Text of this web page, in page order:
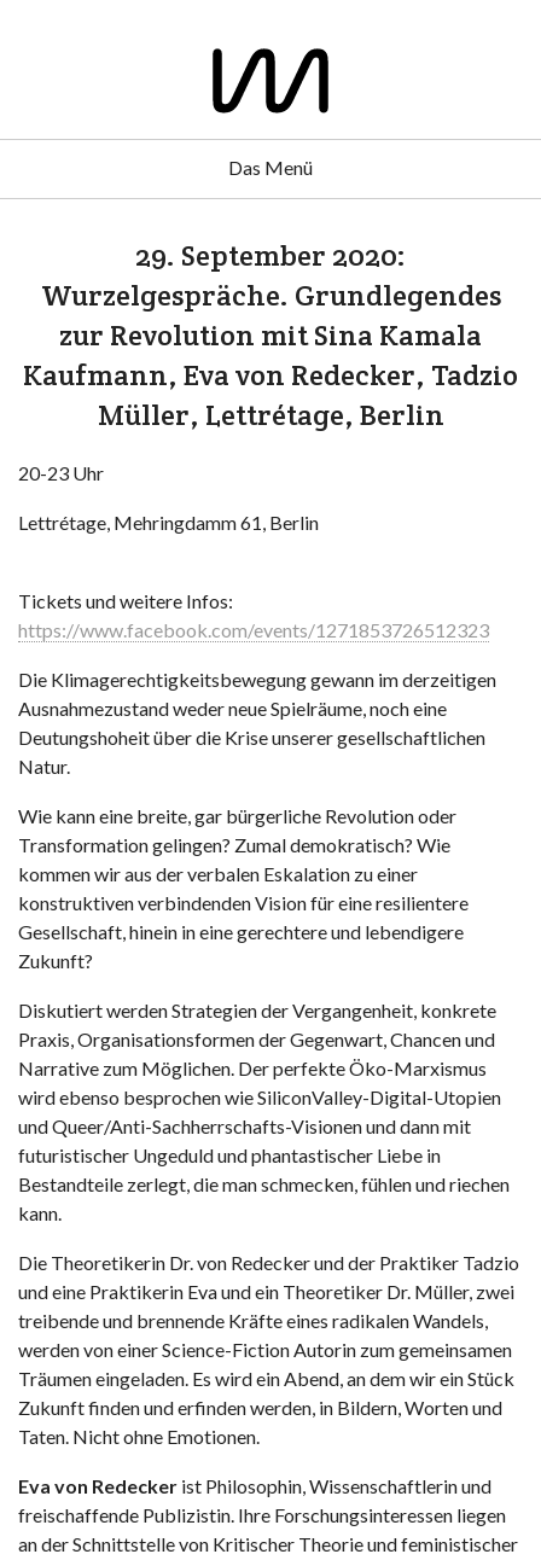
Das Menü
29. September 2020:
Wurzelgespräche. Grundlegendes
zur Revolution mit Sina Kamala
Kaufmann, Eva von Redecker, Tadzio
Müller, Lettrétage, Berlin
20-23 Uhr
Lettrétage, Mehringdamm 61, Berlin
Tickets und weitere Infos:
https://www.facebook.com/events/1271853726512323
Die Klimagerechtigkeitsbewegung gewann im derzeitigen
Ausnahmezustand weder neue Spielräume, noch eine
Deutungshoheit über die Krise unserer gesellschaftlichen
Natur.
Wie kann eine breite, gar bürgerliche Revolution oder
Transformation gelingen? Zumal demokratisch? Wie
kommen wir aus der verbalen Eskalation zu einer
konstruktiven verbindenden Vision für eine resilientere
Gesellschaft, hinein in eine gerechtere und lebendigere
Zukunft?
Diskutiert werden Strategien der Vergangenheit, konkrete
Praxis, Organisationsformen der Gegenwart, Chancen und
Narrative zum Möglichen. Der perfekte Öko-Marxismus
wird ebenso besprochen wie SiliconValley-Digital-Utopien
und Queer/Anti-Sachherrschafts-Visionen und dann mit
futuristischer Ungeduld und phantastischer Liebe in
Bestandteile zerlegt, die man schmecken, fühlen und riechen
kann.
Die Theoretikerin Dr. von Redecker und der Praktiker Tadzio
und eine Praktikerin Eva und ein Theoretiker Dr. Müller, zwei
treibende und brennende Kräfte eines radikalen Wandels,
werden von einer Science-Fiction Autorin zum gemeinsamen
Träumen eingeladen. Es wird ein Abend, an dem wir ein Stück
Zukunft finden und erfinden werden, in Bildern, Worten und
Taten. Nicht ohne Emotionen.
Eva von Redecker ist Philosophin, Wissenschaftlerin und
freischaffende Publizistin. Ihre Forschungsinteressen liegen
an der Schnittstelle von Kritischer Theorie und feministischer